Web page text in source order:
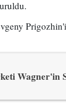
Wagner'in